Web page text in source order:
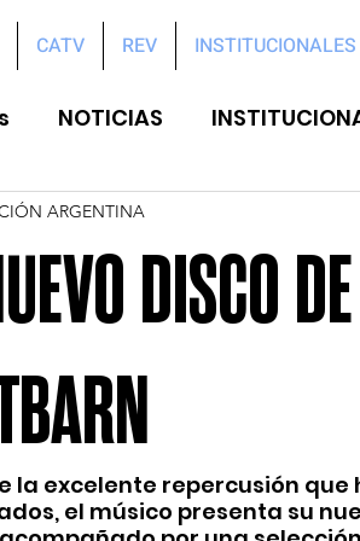
CATV REV INSTITUCIONALES
NOTICIAS
DISCO
ARGENTINA
la excelente repercusión
el músico presenta su